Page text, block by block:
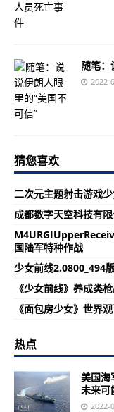
随笔：
2022-
猜您喜欢
二次元主题射击游戏
成都数字天空科技有
国陆军特种作战
少女前线2.0800_494
《少女前线》养成类
《面包房少女》世界
热点
美国海
未来可
2022-